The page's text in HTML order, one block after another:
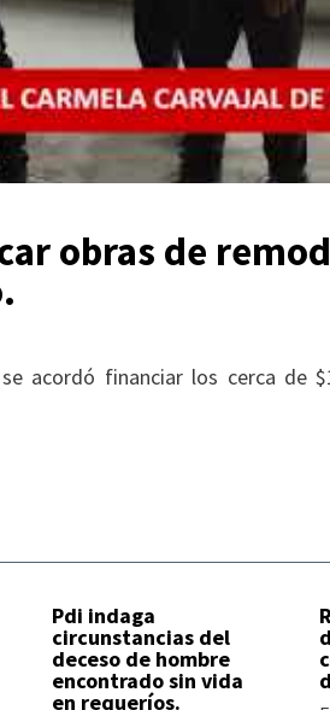
obras de
acordó financiar los cerca de
Pdi indaga
circunstancias del
deceso de hombre
encontrado sin vida
en requeríos.